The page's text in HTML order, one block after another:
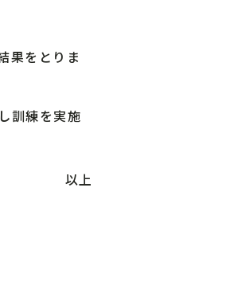
果をとりま
訓練を実施
以上